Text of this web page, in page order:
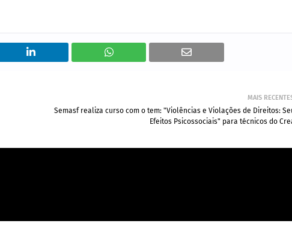
MAIS
Semasf realiza curso com o tem: "Violências e Violações de Direitos:
Efeitos Psicossociais" para técnicos do